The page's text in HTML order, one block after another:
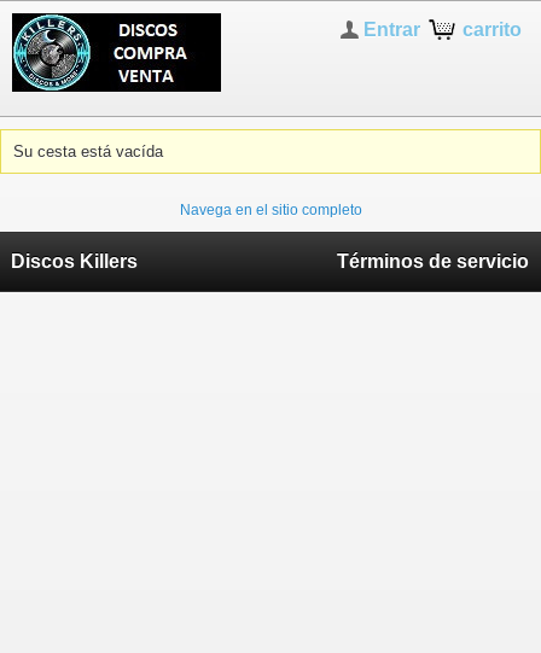
carrito
Entrar
Su cesta está vacída
Navega en el sitio completo
Discos Killers Términos de servicio